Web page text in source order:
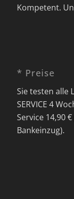
Kompetent.
* Preise
Sie testen alle
SERVICE 4
Service 14,90
Bankeinzug).